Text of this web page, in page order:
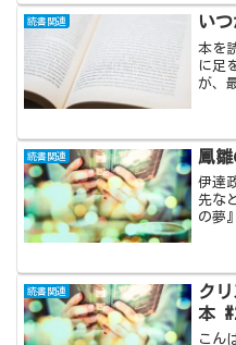
『こ
で触
読書関連 い
本を
に足
が、
読書関連 鳳
伊達
先な
の夢
読書関連
ク
本
こん